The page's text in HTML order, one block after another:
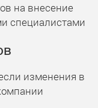
на внесение
специалистами
изменения в